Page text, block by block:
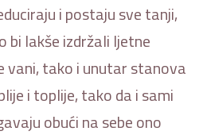
i postaju sve tanji,
bi lakše izdržali ljetne
vani, tako i unutar stanova
i toplije, tako da i sami
obući na sebe ono